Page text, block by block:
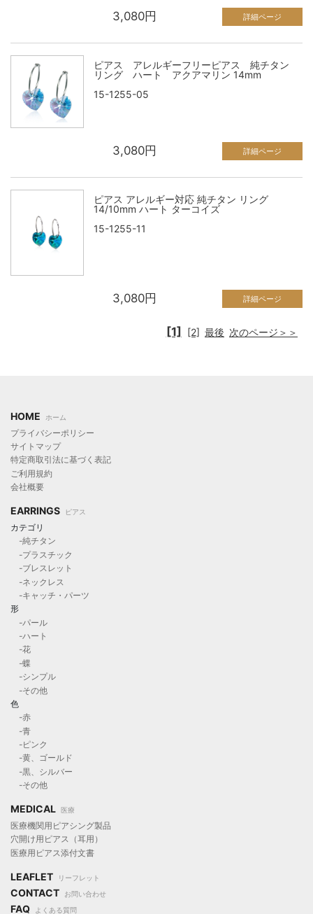
3,080円 詳細ページ
ピアス アレルギーフリーピアス 純チタン
リング ハート アクアマリン 14mm
15-1255-05
3,080円 詳細ページ
ピアス アレルギー対応 純チタン リング
14/10mm ハート ターコイズ
15-1255-11
3,080円 詳細ページ
[1] [2] 最後 次のページ＞＞
HOME ホーム
プライバシーポリシー
サイトマップ
特定商取引法に基づく表記
ご利用規約
会社概要
EARRINGS ピアス
カテゴリ
-純チタン
-プラスチック
-ブレスレット
-ネックレス
-キャッチ・パーツ
形
-パール
-ハート
-花
-蝶
-シンプル
-その他
色
-赤
-青
-ピンク
-黄、ゴールド
-黒、シルバー
-その他
MEDICAL 医療
医療機関用ピアシング製品
穴開け用ピアス（耳用）
医療用ピアス添付文書
LEAFLET リーフレット
CONTACT お問い合わせ
FAQ よくある質問